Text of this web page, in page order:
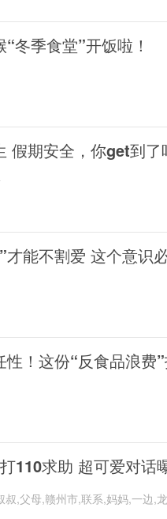
冬季食堂”开饭啦！
假期安全，你get到了
才能不割爱 这个意识
性！这份“反食品浪费
110求助 超可爱对话
叔,父母,赣州市,联系,妈妈,一边,